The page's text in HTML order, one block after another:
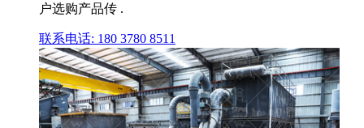
户选购产品传 .
联系电话: 180 3780 8511